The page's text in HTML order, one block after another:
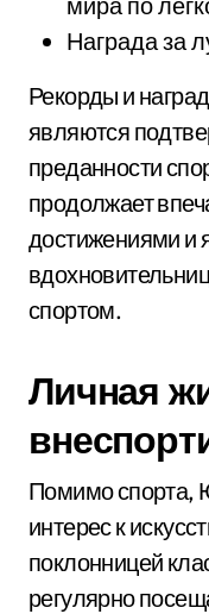
Награда за
Рекорды и
являются
преданности
продолжает
достижениями и
спортом.
Личная
Помимо спорта,
интерес к
поклонницей
регулярно